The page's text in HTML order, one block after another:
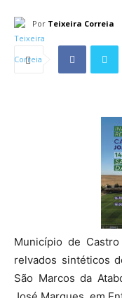
Por Teixeira Correia
Município de
relvados sintéticos
São Marcos da